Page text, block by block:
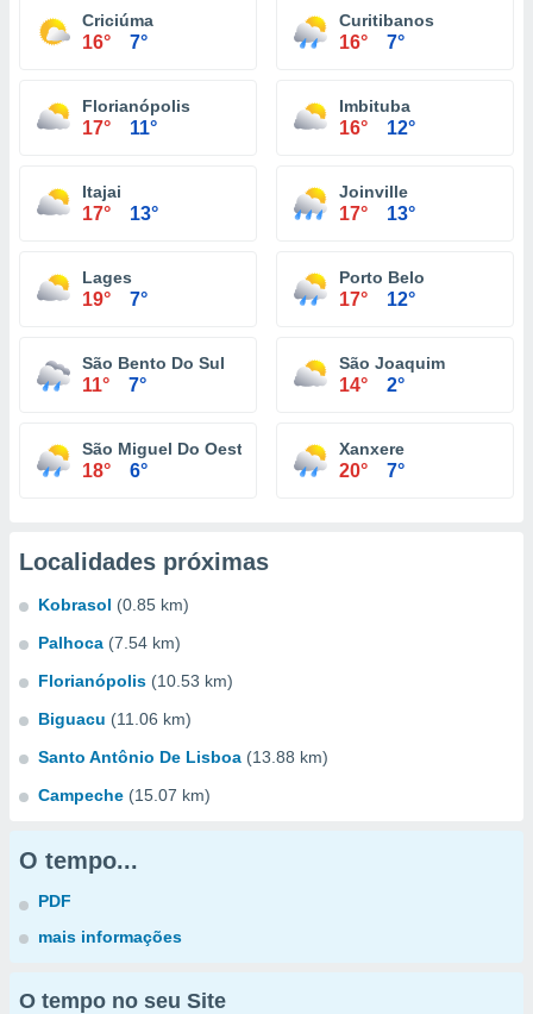
Criciúma
16° 7°
Curitibanos
16° 7°
Florianópolis
17° 11°
Imbituba
16° 12°
Itajai
17° 13°
Joinville
17° 13°
Lages
19° 7°
Porto Belo
17° 12°
São Bento Do Sul
11° 7°
São Joaquim
14° 2°
São Miguel Do Oeste
18° 6°
Xanxere
20° 7°
Localidades próximas
Kobrasol (0.85 km)
Palhoca (7.54 km)
Florianópolis (10.53 km)
Biguacu (11.06 km)
Santo Antônio De Lisboa (13.88 km)
Campeche (15.07 km)
O tempo...
PDF
mais informações
O tempo no seu Site